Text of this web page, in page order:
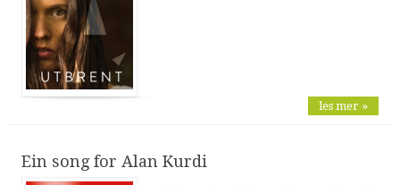
les mer »
Ein song for Alan Kurdi